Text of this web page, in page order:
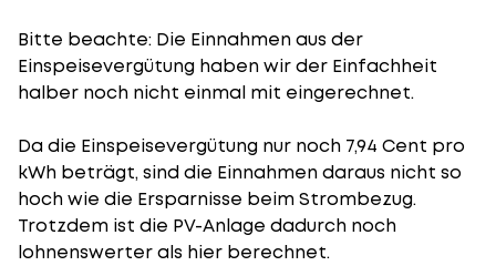
Bitte beachte: Die Einnahmen aus der
Einspeisevergütung haben wir der Einfachheit
halber noch nicht einmal mit eingerechnet.
Da die Einspeisevergütung nur noch 7,94 Cent pro
kWh beträgt, sind die Einnahmen daraus nicht so
hoch wie die Ersparnisse beim Strombezug.
Trotzdem ist die PV-Anlage dadurch noch
lohnenswerter als hier berechnet.